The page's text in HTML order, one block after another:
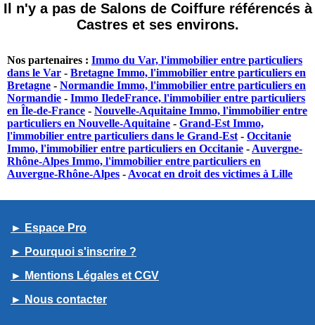
Il n'y a pas de Salons de Coiffure référencés à
Castres et ses environs.
Nos partenaires : Immo du Var, l'immobilier entre particuliers
dans le Var - Bretagne Immo, l'immobilier entre particuliers en
Bretagne - Normandie Immo, l'immobilier entre particuliers en
Normandie - Immo IledeFrance, l'immobilier entre particuliers
en Île-de-France - Nouvelle-Aquitaine Immo, l'immobilier entre
particuliers en Nouvelle-Aquitaine - Grand-Est Immo,
l'immobilier entre particuliers dans le Grand-Est - Occitanie
Immo, l'immobilier entre particuliers en Occitanie - Auvergne-
Rhône-Alpes Immo, l'immobilier entre particuliers en
Auvergne-Rhône-Alpes - Avocat en droit des victimes à Lille
► Espace Pro
► Pourquoi s'inscrire ?
► Mentions Légales et CGV
► Nous contacter